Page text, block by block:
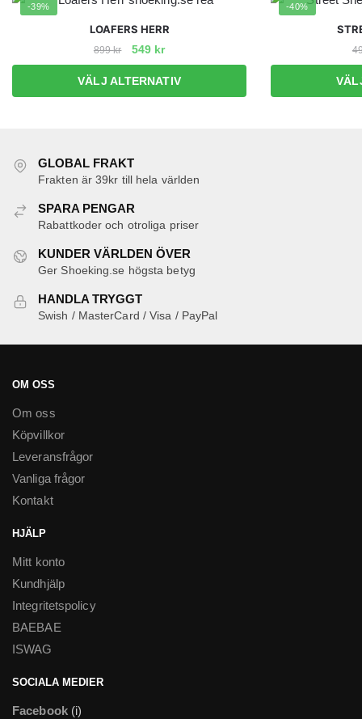
-39%
LOAFERS HERR
899kr
Det
ursprungliga
priset
549 krDet
nuvarande
priset
VÄLJ ALTERNATIV
Den
här
varianter.
olika
alternativen
kan
väljas
produktsidan
-40%
GLOBAL FRAKT
Frakten är 39kr till hela världen
SPARA PENGAR
Rabattkoder och otroliga priser
KUNDER VÄRLDEN ÖVER
Ger Shoeking.se högsta betyg
HANDLA TRYGGT
Swish / MasterCard / Visa / PayPal
OM OSS
Om oss
Köpvillkor
Leveransfrågor
Vanliga frågor
Kontakt
HJÄLP
Mitt konto
Kundhjälp
Integritetspolicy
BAEBAE
ISWAG
SOCIALA MEDIER
Facebook(i)